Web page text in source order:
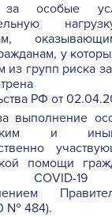
за особые
у
из групп риска
РФ от
выполнение
и
помощи
COVID-19
№ 484).